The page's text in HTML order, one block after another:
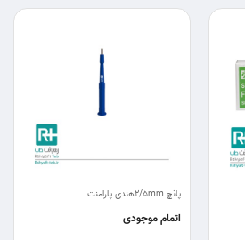
پانچ 2/5mmهندی پارامنت
اتمام موجودی